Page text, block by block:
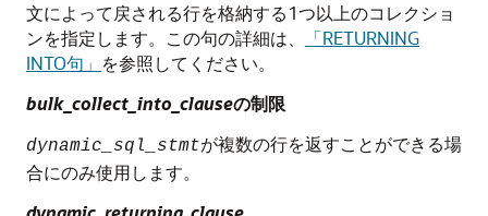
文によって戻される行を格納する1つ以上のコレクショ
ンを指定します。この句の詳細は、
「RETURNING
INTO句」 を参照してください。
bulk_collect_into_clauseの制限
dynamic_sql_stmtが複数の行を返すことができる場
合にのみ使用します。